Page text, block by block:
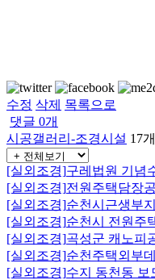
수정 삭제 목록으로
댓글 0개
시공갤러리-조경시설 17
[실외조경]구레법원 기념
[실외조경]전원주택담장
[실외조경]순천시근생부
[실외조경]순천시 전원주
[실외조경]곡성군 캐노피
[실외조경]순천주택외부
[실외조경]수지 동천동 보